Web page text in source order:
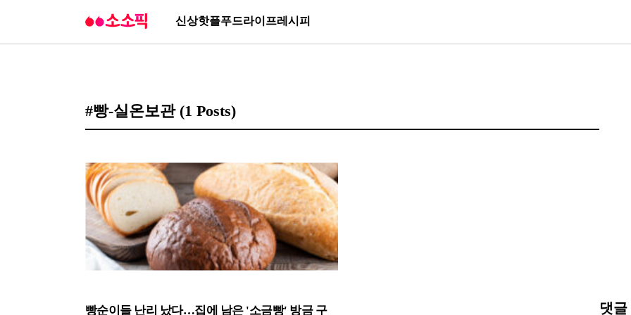
신상핫플푸드라이프레시피
#빵-실온보관 (1 Posts)
빵순이들 난리 났다…집에 남은 '소금빵' 방금 구
댓